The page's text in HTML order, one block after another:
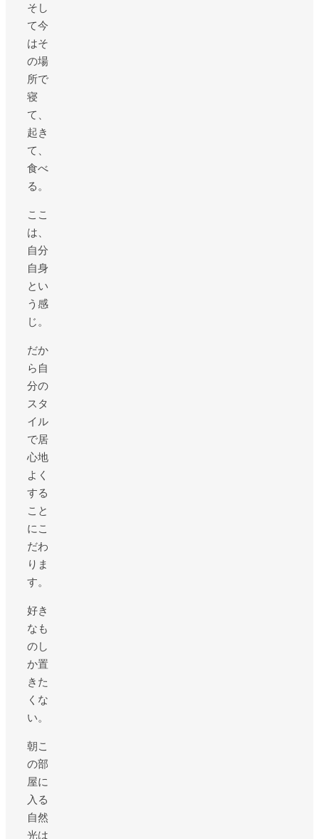
そし
て今
はそ
の場
所で
寝
て、
起き
て、
食べ
る。
ここ
は、
自分
自身
とい
う感
じ。
だか
ら自
分の
スタ
イル
で居
心地
よく
する
こと
にこ
だわ
りま
す。
好き
なも
のし
か置
きた
くな
い。
朝こ
の部
屋に
入る
自然
光は